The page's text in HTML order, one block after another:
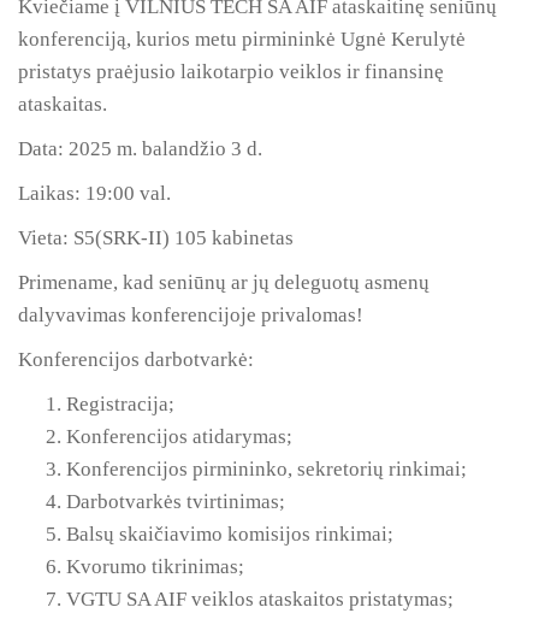
Kviečiame į VILNIUS TECH SA AIF ataskaitinę seniūnų
konferenciją, kurios metu pirmininkė Ugnė Kerulytė
pristatys praėjusio laikotarpio veiklos ir finansinę
ataskaitas.
Data: 2025 m. balandžio 3 d.
Laikas: 19:00 val.
Vieta: S5(SRK-II) 105 kabinetas
Primename, kad seniūnų ar jų deleguotų asmenų
dalyvavimas konferencijoje privalomas!
Konferencijos darbotvarkė:
Registracija;
Konferencijos atidarymas;
Konferencijos pirmininko, sekretorių rinkimai;
Darbotvarkės tvirtinimas;
Balsų skaičiavimo komisijos rinkimai;
Kvorumo tikrinimas;
VGTU SA AIF veiklos ataskaitos pristatymas;